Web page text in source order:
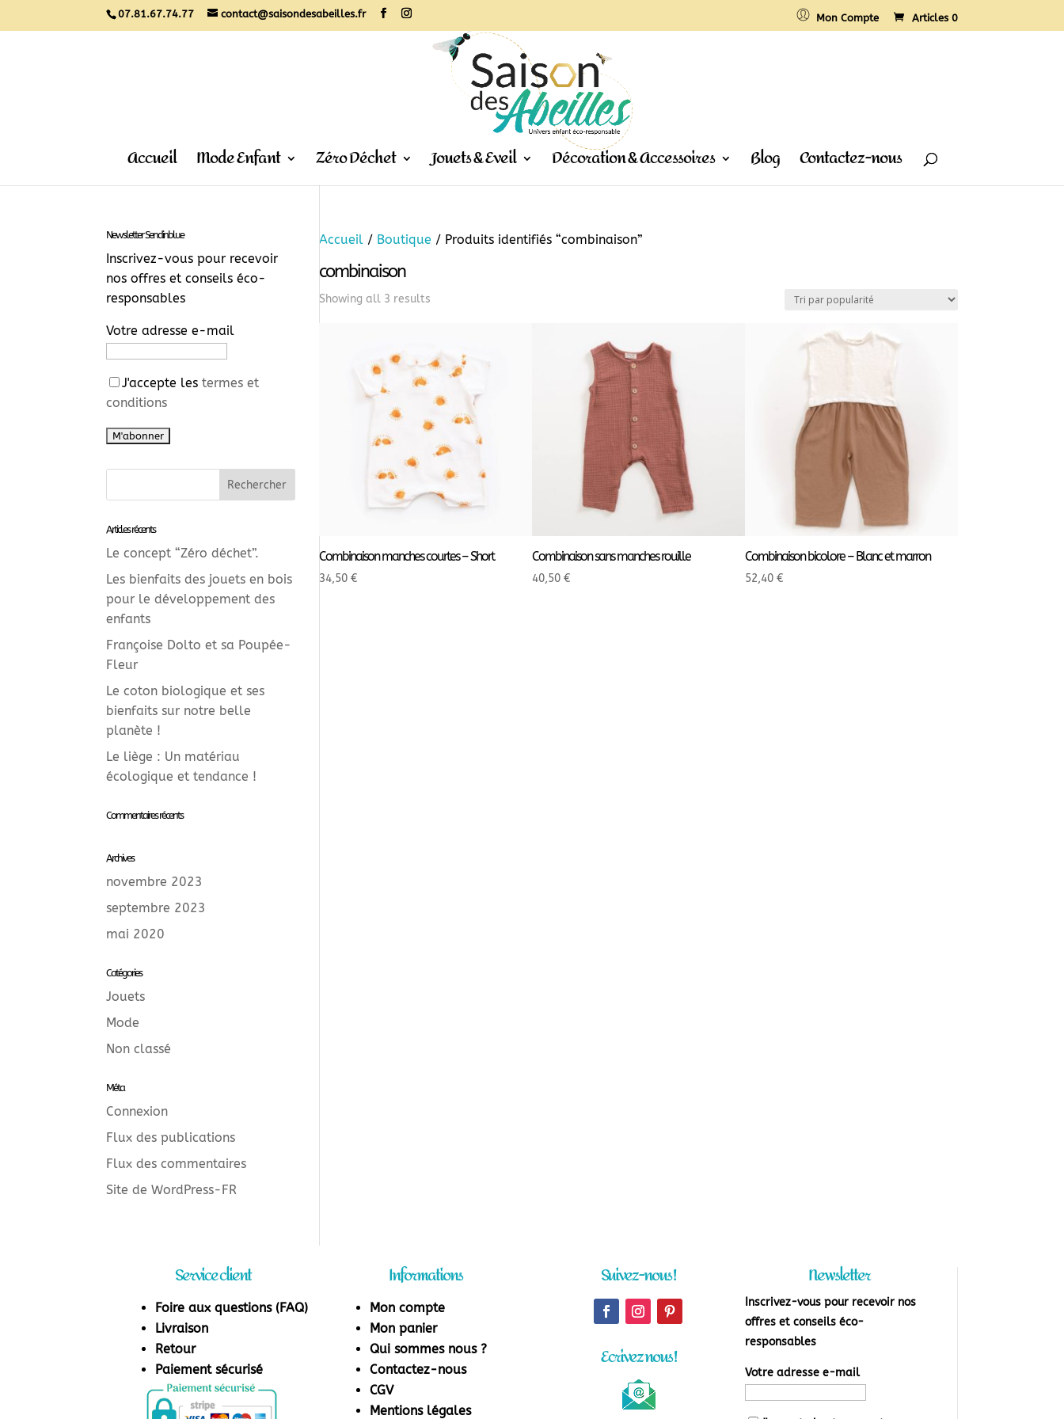
07.81.67.74.77 contact@saisondesabeilles.fr Mon Compte Articles 0
Accueil Mode Enfant Zéro Déchet Jouets & Eveil Décoration & Accessoires Blog Contactez-nous
Accueil / Boutique / Produits identifiés “combinaison”
combinaison
Showing all 3 results
Combinaison manches courtes – Short
34,50€
Combinaison sans manches rouille
40,50 €
Combinaison bicolore – Blanc et marron
52,40 €
Newsletter Sendinblue
Inscrivez-vous pour recevoir
nos offres et conseils éco-
responsables
Votre adresse e-mail
J'accepte lestermes et
conditions
Articles récents
Le concept “Zéro déchet”.
Les bienfaits des jouets en bois
pour le développement des
enfants
Françoise Dolto et sa Poupée-
Fleur
Le coton biologique et ses
bienfaits sur notre belle
planète !
Le liège : Un matériau
écologique et tendance !
Commentaires récents
Archives
novembre 2023
septembre 2023
mai 2020
Catégories
Jouets
Mode
Non classé
Méta
Connexion
Flux des publications
Flux des commentaires
Site de WordPress-FR
Service client
Foire aux questions (FAQ)
Livraison
Retour
Paiement sécurisé
Informations
Mon compte
Mon panier
Qui sommes nous ?
Contactez-nous
CGV
Mentions légales
Suivez-nous !
Ecrivez nous !
Newsletter
Inscrivez-vous pour recevoir nos
offres et conseils éco-
responsables
Votre adresse e-mail